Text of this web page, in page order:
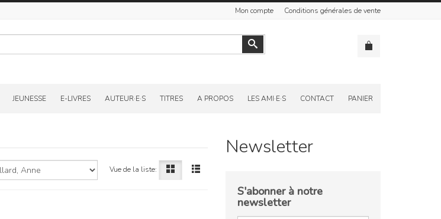
Mon compte Conditions générales de vente
JEUNESSE E-LIVRES AUTEUR·E·S TITRES A PROPOS LES AMI·E·S CONTACT PANIER
Vue de la liste:
Newsletter
S'abonner à notre
newsletter